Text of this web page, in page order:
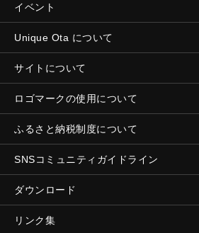
イベント
Unique Ota について
サイトについて
ロゴマークの使用について
ふるさと納税制度について
SNSコミュニティガイドライン
ダウンロード
リンク集